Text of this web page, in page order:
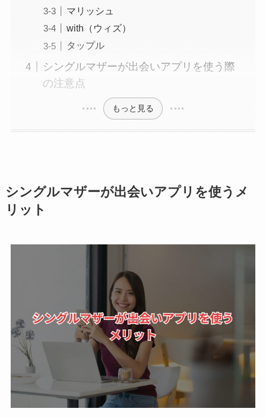
マリッシュ
with（ウィズ）
タップル
シングルマザーが出会いアプリを使う際
の注意点
もっと見る
シングルマザーが出会いアプリを使うメ
リット